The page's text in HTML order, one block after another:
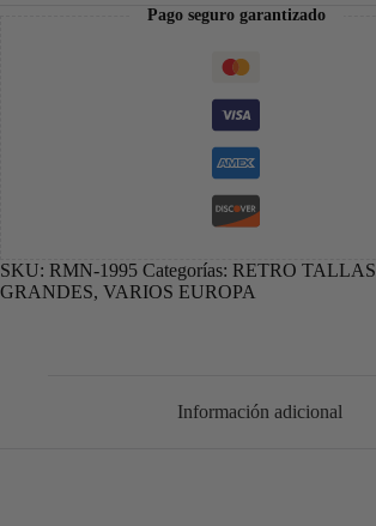
Pago seguro garantizado
SKU: RMN-1995 Categorías: RETRO TALLAS
GRANDES, VARIOS EUROPA
Información adicional